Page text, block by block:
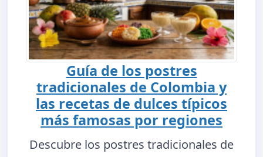
Guía de los postres
tradicionales de Colombia y
las recetas de dulces típicos
más famosas por regiones
Descubre los postres tradicionales de